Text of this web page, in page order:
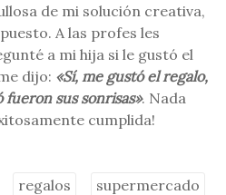
de mi solución creativa,
A las profes les
a mi hija si le gustó el
dijo: «Sí, me gustó el regalo,
fueron sus sonrisas». Nada
cumplida!
regalos supermercado